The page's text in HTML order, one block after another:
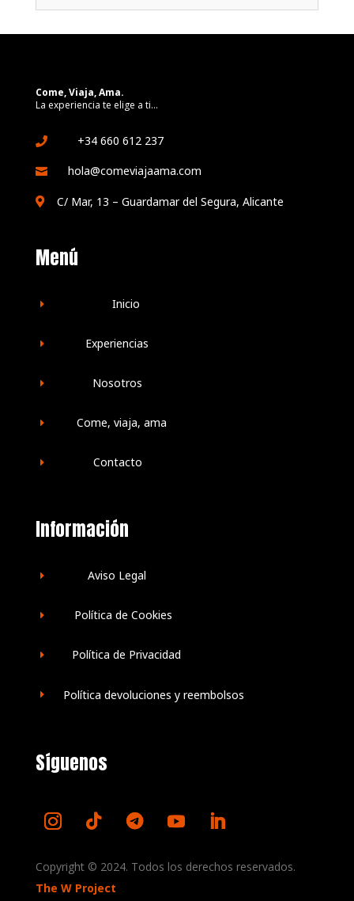
Come, Viaja, Ama.
La experiencia te elige a ti…
 +34 660 612 237
 hola@comeviajaama.com
 C/ Mar, 13 – Guardamar del Segura, Alicante
Menú
E Inicio
E Experiencias
E Nosotros
E Come, viaja, ama
E Contacto
Información
E Aviso Legal
E Política de Cookies
E Política de Privacidad
E Política devoluciones y reembolsos
Síguenos
Copyright © 2024. Todos los derechos reservados.
The W Project